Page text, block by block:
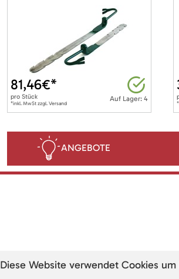
Auf Lager: 4
81,46€*
pro Stück
*inkl. MwSt zzgl. Versand
ANGEBOTE
Diese Website verwendet Cookies